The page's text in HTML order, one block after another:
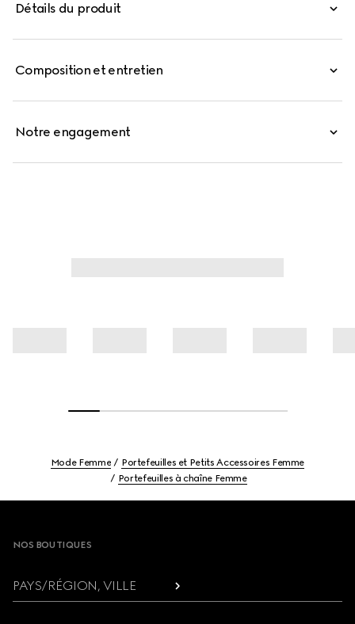
portefeuille beige et blanc agrémenté d’une lanière est
orné du logo Gucci en relief.
Détails du produit
Composition et entretien
Notre engagement
Mode Femme
Portefeuilles et Petits Accessoires Femme
Portefeuilles à chaîne Femme
NOS BOUTIQUES
PAYS/RÉGION, VILLE